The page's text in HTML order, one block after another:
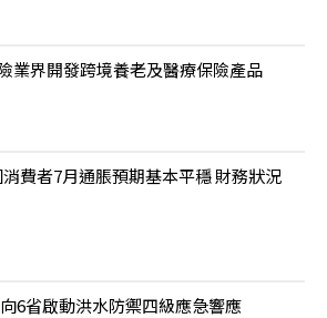
業界開發跨境養老及醫療保險產品
費者7月通脹預期基本平穩 財務狀況
6省啟動洪水防禦四級應急響應